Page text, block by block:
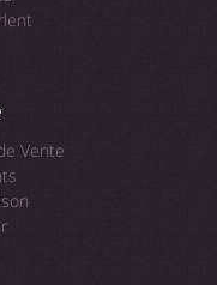
Vente